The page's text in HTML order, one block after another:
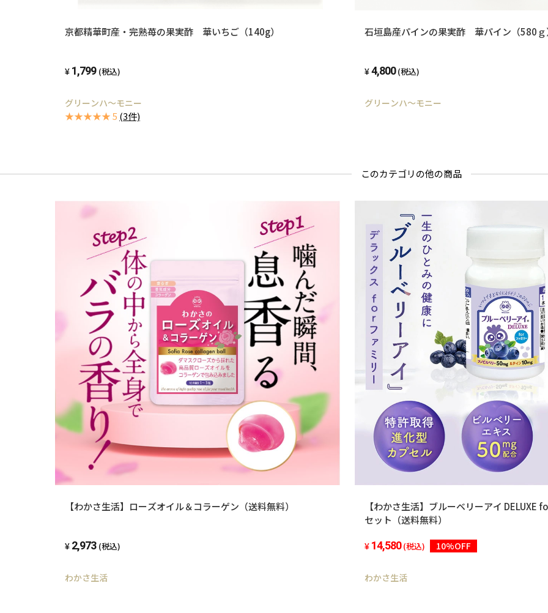
京都精華町産・完熟苺の果実酢 華いちご（140g）
1,799 (税込)
グリーンハ～モニー
★★★★★ 5 (3件)
石垣島産パインの果実酢 華パイン（580ｇ
4,800 (税込)
グリーンハ～モニー
このカテゴリの他の商品
【わかさ生活】ローズオイル＆コラーゲン（送料無料）
2,973 (税込)
わかさ生活
【わかさ生活】ブルーベリーアイ
セット（送料無料）
14,580(税込) 10%OFF
わかさ生活